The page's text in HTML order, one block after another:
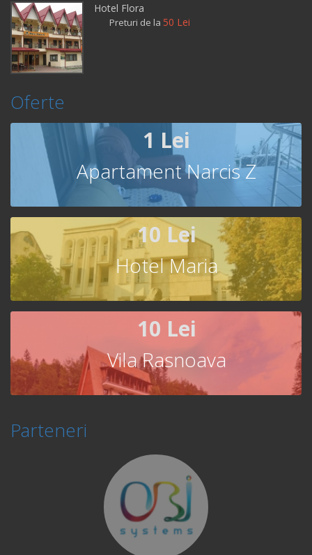
Hotel Flora
Preturi de la 50 Lei
Oferte
1 Lei
Apartament Narcis Z
10 Lei
Hotel Maria
10 Lei
Vila Rasnoava
Parteneri